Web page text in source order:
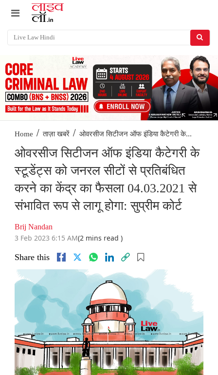
Home / ताज़ा खबरें / ओवरसीज सिटीजन ऑफ इंडिया कैटेगरी के...
ओवरसीज सिटीजन ऑफ इंडिया कैटेगरी के
स्टूडेंट्स को जनरल सीटों से प्रतिबंधित
करने का केंद्र का फैसला 04.03.2021 से
संभावित रूप से लागू होगा: सुप्रीम कोर्ट
Brij Nandan
3 Feb 2023 6:15 AM(2 mins read )
Share this